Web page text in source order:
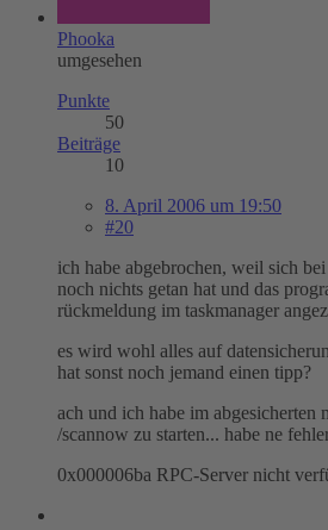
Phooka
umgesehen
Punkte
50
Beiträge
10
8. April 2006 um 19:50
#20
ich habe abgebrochen, weil sich
noch nichts getan hat und das
rückmeldung im taskmanager
es wird wohl alles auf
hat sonst noch jemand einen tipp?
ach und ich habe im abgesicherten
/scannow zu starten... habe ne
0x000006ba RPC-Server nicht